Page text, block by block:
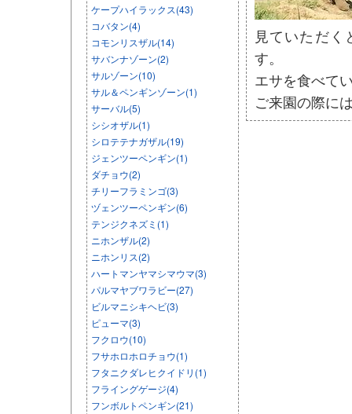
ケープハイラックス(43)
コバタン(4)
コモンリスザル(14)
サバンナゾーン(2)
サルゾーン(10)
サル＆ペンギンゾーン(1)
サーバル(5)
シシオザル(1)
シロテテナガザル(19)
ジェンツーペンギン(1)
ダチョウ(2)
チリーフラミンゴ(3)
ヅェンツーペンギン(6)
テンジクネズミ(1)
ニホンザル(2)
ニホンリス(2)
ハートマンヤマシマウマ(3)
パルマヤブワラビー(27)
ビルマニシキヘビ(3)
ピューマ(3)
フクロウ(10)
フサホロホロチョウ(1)
フタニクダレヒクイドリ(1)
フライングゲージ(4)
フンボルトペンギン(21)
見ていただ
す。
エサを食べて
ご来園の際に